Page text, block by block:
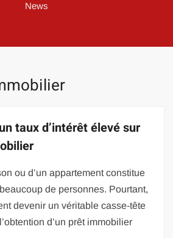
News
taux d’intérêt élevé sur
ou d’un appartement constitue
de personnes. Pourtant,
devenir un véritable casse-tête
d’un prêt immobilier